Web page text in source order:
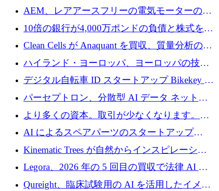
ルを獲得し、企業運営向けにエージェント AI
を拡張
AEM、レアアースフリーの電気モーターの革
新を加速するために1,600万ポンドを確保
10倍の銀行が4,000万ポンドの負債と株式を調
達
Clean Cells が Anaquant を買収、質量分析の専
門知識によるバイオ医薬品の品質管理を拡大
ハイランド・ヨーロッパ、ヨーロッパの技術
規模拡大を支援するために11億ユーロのファ
ンドVIを閉鎖
デジタル自転車 ID スタートアップ Bikekey が
TÖNNJES への投資を確保
パーセプトロン、分散型 AI データ ネットワ
ークの構築に 650 万ドルを調達
より多くの資本。取引が少なくなります。
2026 年上半期がヨーロッパのテクノロジーに
ついて語ること
AI によるスペアパーツのスタートアップ
Intropy が 1,100 万ドルを調達
Kinematic Trees が自然からインスピレーショ
ンを得たロボット ソフトウェアを拡張するた
めに 58 万 5,000 ポンドを調達
Legora、2026 年の 5 回目の買収で法律 AI ス
タートアップ Wexler を買収
Qureight、臨床試験用の AI を活用したイメー